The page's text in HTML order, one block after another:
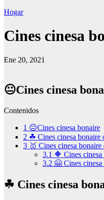
Hogar
Cines cinesa
Ene 20, 2021
😐Cines cinesa
Contenidos
1 😐Cines cinesa bonaire
2 ☘ Cines cinesa bonaire
3 🥇 Cines cinesa
3.1 🔶 Cines
3.2 🤗 Cines
☘ Cines cinesa